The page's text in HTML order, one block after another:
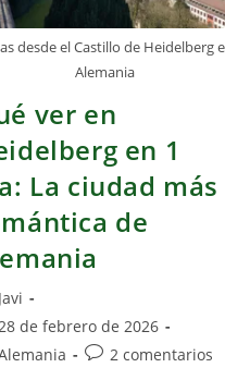
Contrastes
desde el Castillo de Heidelberg
Alemania
ver en
en 1
La ciudad más
de
Javi
de febrero de 2026
Comentarios
2 comentarios